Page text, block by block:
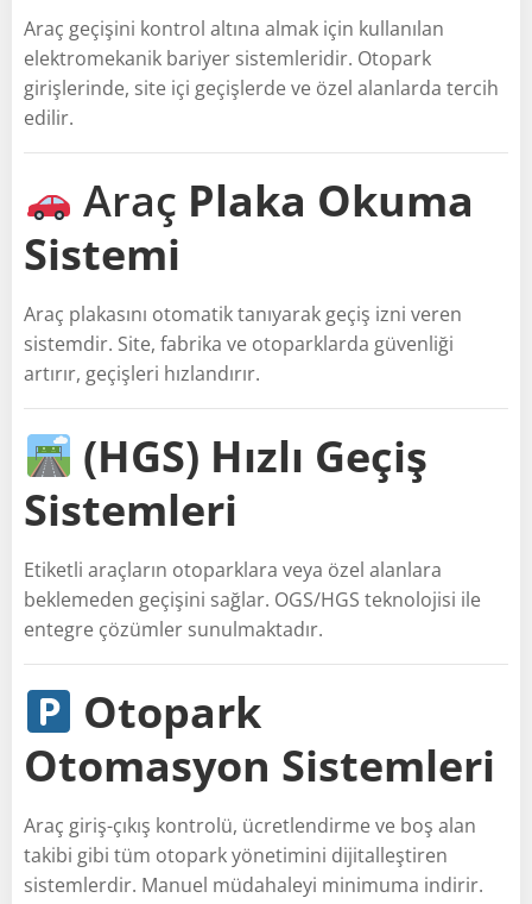
Araç geçişini kontrol altına almak için kullanılan
elektromekanik bariyer sistemleridir. Otopark
girişlerinde, site içi geçişlerde ve özel alanlarda tercih
edilir.
Araç Plaka Okuma
Sistemi
Araç plakasını otomatik tanıyarak geçiş izni veren
sistemdir. Site, fabrika ve otoparklarda güvenliği
artırır, geçişleri hızlandırır.
(HGS) Hızlı Geçiş
Sistemleri
Etiketli araçların otoparklara veya özel alanlara
beklemeden geçişini sağlar. OGS/HGS teknolojisi ile
entegre çözümler sunulmaktadır.
Otopark
Otomasyon Sistemleri
Araç giriş-çıkış kontrolü, ücretlendirme ve boş alan
takibi gibi tüm otopark yönetimini dijitalleştiren
sistemlerdir. Manuel müdahaleyi minimuma indirir.